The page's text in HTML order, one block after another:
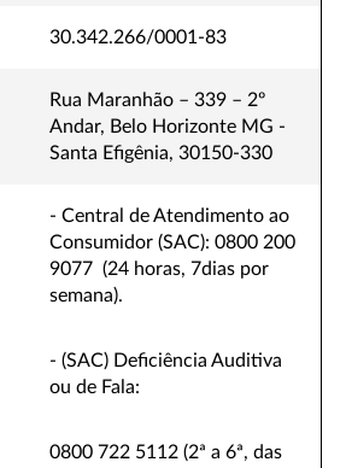
30.342.266/0001-83
Rua Maranhão – 339 – 2º
Andar, Belo Horizonte MG -
Santa Efigênia, 30150-330
- Central de Atendimento ao
Consumidor (SAC): 0800 200
9077 (24 horas, 7dias por
semana).
- (SAC) Deficiência Auditiva
ou de Fala:
0800 722 5112 (2ª a 6ª, das